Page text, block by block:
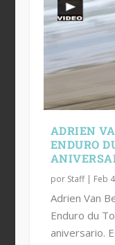
ADRIEN
ENDURO
por Staff| Feb
Adrien Van
Enduro du
aniversario.